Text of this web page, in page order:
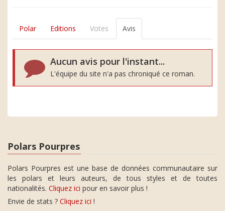
Polar Editions Votes Avis
Aucun avis pour l'instant...
L'équipe du site n'a pas chroniqué ce roman.
Polars Pourpres
Polars Pourpres est une base de données communautaire sur
les polars et leurs auteurs, de tous styles et de toutes
nationalités. Cliquez ici pour en savoir plus !
Envie de stats ? Cliquez ici !